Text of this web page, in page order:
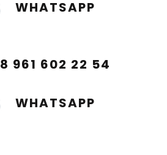
WHATSAPP
8 961 602 22 54
WHATSAPP